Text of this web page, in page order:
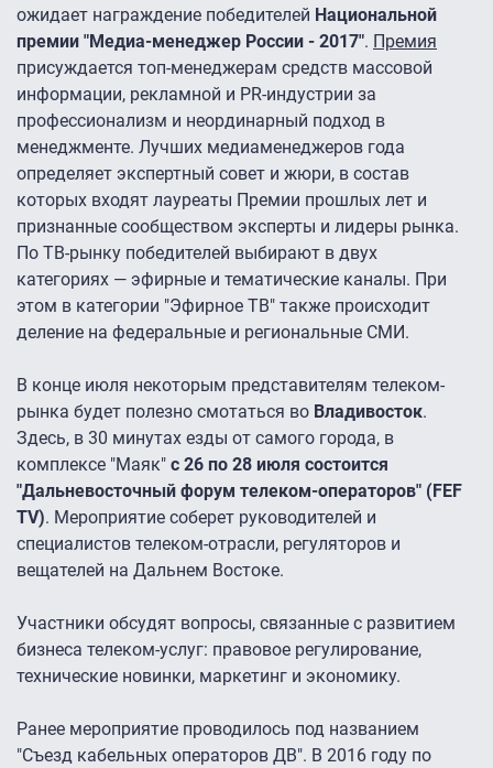
ожидает награждение победителей Национальной
премии "Медиа-менеджер России - 2017". Премия
присуждается топ-менеджерам средств массовой
информации, рекламной и PR-индустрии за
профессионализм и неординарный подход в
менеджменте. Лучших медиаменеджеров года
определяет экспертный совет и жюри, в состав
которых входят лауреаты Премии прошлых лет и
признанные сообществом эксперты и лидеры рынка.
По ТВ-рынку победителей выбирают в двух
категориях — эфирные и тематические каналы. При
этом в категории "Эфирное ТВ" также происходит
деление на федеральные и региональные СМИ.
В конце июля некоторым представителям телеком-
рынка будет полезно смотаться во Владивосток.
Здесь, в 30 минутах езды от самого города, в
комплексе "Маяк" с 26 по 28 июля состоится
"Дальневосточный форум телеком-операторов" (FEF
TV). Мероприятие соберет руководителей и
специалистов телеком-отрасли, регуляторов и
вещателей на Дальнем Востоке.
Участники обсудят вопросы, связанные с развитием
бизнеса телеком-услуг: правовое регулирование,
технические новинки, маркетинг и экономику.
Ранее мероприятие проводилось под названием
"Съезд кабельных операторов ДВ". В 2016 году по